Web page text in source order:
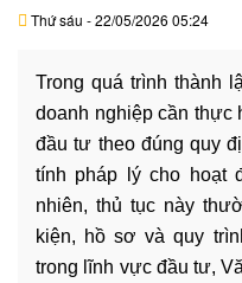
VĂN
HOẠT
ĐỘNG
LĨNH
VỰC
HÀNH
NGHỀ
Thứ sáu - 22/05/2026 05:24
Trong quá trình thành
doanh nghiệp cần thực
đầu tư theo đúng quy
tính pháp lý cho hoạt
nhiên, thủ tục này
kiện, hồ sơ và quy
trong lĩnh vực đầu tư,